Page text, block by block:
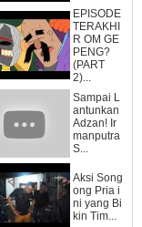
EPISODE
TERAKHI
R OM GE
PENG?
(PART
2)...
Sampai L
antunkan
Adzan! Ir
manputra
S...
Aksi Song
ong Pria i
ni yang Bi
kin Tim...